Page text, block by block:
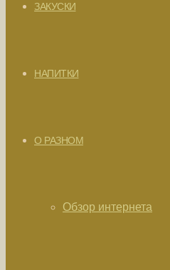
ЗАКУСКИ
НАПИТКИ
О РАЗНОМ
Обзор интернета